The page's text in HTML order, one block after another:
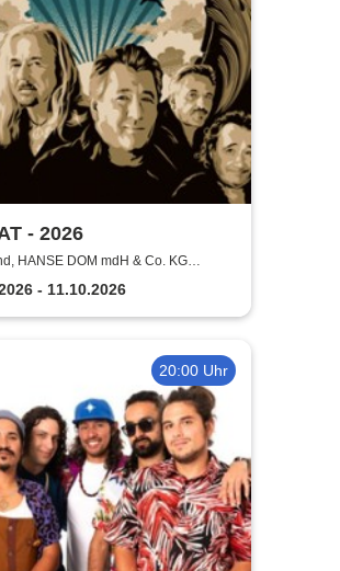
- 2026
HANSE DOM mdH & Co. KG
- 11.10.2026
20:00 Uhr